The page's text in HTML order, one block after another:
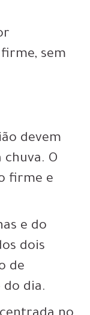
sem
devem
O
firme e
e do
dois
de
do dia.